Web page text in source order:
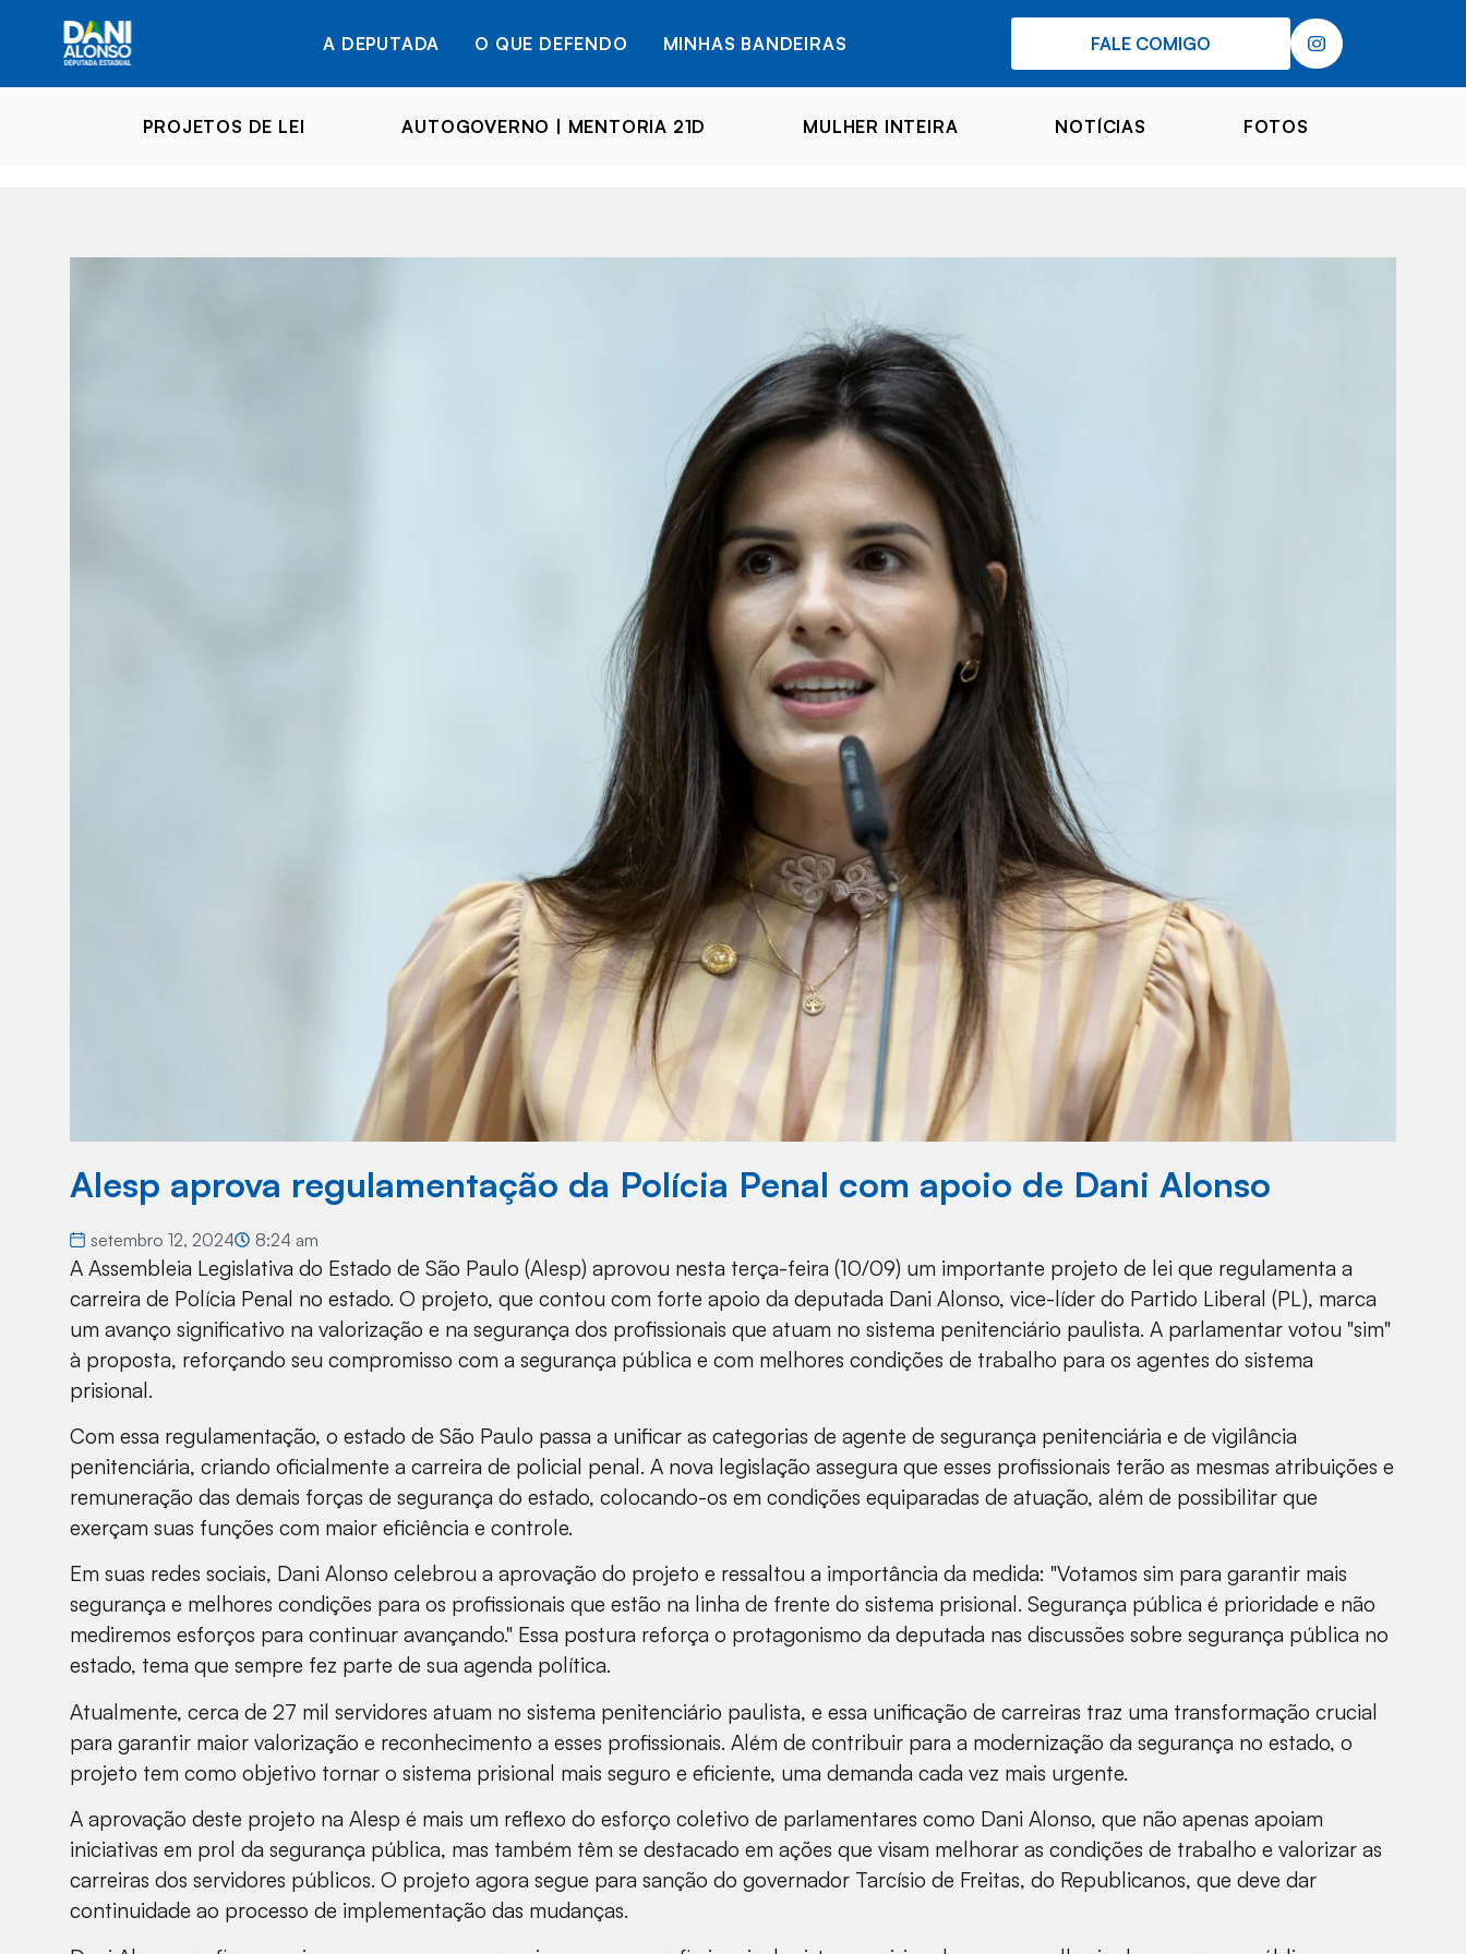
A DEPUTADA O QUE DEFENDO MINHAS BANDEIRAS FALE COMIGO
PROJETOS DE LEI AUTOGOVERNO | MENTORIA 21D MULHER INTEIRA NOTÍCIAS FOTOS
Alesp aprova regulamentação da Polícia Penal com apoio de Dani Alonso
setembro 12, 2024 8:24 am
A Assembleia Legislativa do Estado de São Paulo (Alesp) aprovou nesta terça-feira (10/09) um importante projeto de lei que regulamenta a
carreira de Polícia Penal no estado. O projeto, que contou com forte apoio da deputada Dani Alonso, vice-líder do Partido Liberal (PL), marca
um avanço significativo na valorização e na segurança dos profissionais que atuam no sistema penitenciário paulista. A parlamentar votou "sim"
à proposta, reforçando seu compromisso com a segurança pública e com melhores condições de trabalho para os agentes do sistema
prisional.
Com essa regulamentação, o estado de São Paulo passa a unificar as categorias de agente de segurança penitenciária e de vigilância
penitenciária, criando oficialmente a carreira de policial penal. A nova legislação assegura que esses profissionais terão as mesmas atribuições e
remuneração das demais forças de segurança do estado, colocando-os em condições equiparadas de atuação, além de possibilitar que
exerçam suas funções com maior eficiência e controle.
Em suas redes sociais, Dani Alonso celebrou a aprovação do projeto e ressaltou a importância da medida: "Votamos sim para garantir mais
segurança e melhores condições para os profissionais que estão na linha de frente do sistema prisional. Segurança pública é prioridade e não
mediremos esforços para continuar avançando." Essa postura reforça o protagonismo da deputada nas discussões sobre segurança pública no
estado, tema que sempre fez parte de sua agenda política.
Atualmente, cerca de 27 mil servidores atuam no sistema penitenciário paulista, e essa unificação de carreiras traz uma transformação crucial
para garantir maior valorização e reconhecimento a esses profissionais. Além de contribuir para a modernização da segurança no estado, o
projeto tem como objetivo tornar o sistema prisional mais seguro e eficiente, uma demanda cada vez mais urgente.
A aprovação deste projeto na Alesp é mais um reflexo do esforço coletivo de parlamentares como Dani Alonso, que não apenas apoiam
iniciativas em prol da segurança pública, mas também têm se destacado em ações que visam melhorar as condições de trabalho e valorizar as
carreiras dos servidores públicos. O projeto agora segue para sanção do governador Tarcísio de Freitas, do Republicanos, que deve dar
continuidade ao processo de implementação das mudanças.